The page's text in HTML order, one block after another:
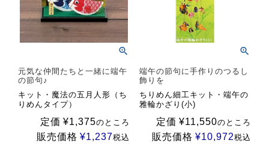
元気な仲間たちと一緒に端午
の節句♪
キット・魔法の五月人形（ち
りめんタイプ）
定価 ¥1,375のところ
販売価格 ¥1,237税込
端午の節句に手作りのつるし
飾りを
ちりめん細工キット・端午の
雅輪かざり(小)
定価 ¥11,550のところ
販売価格 ¥10,972税込